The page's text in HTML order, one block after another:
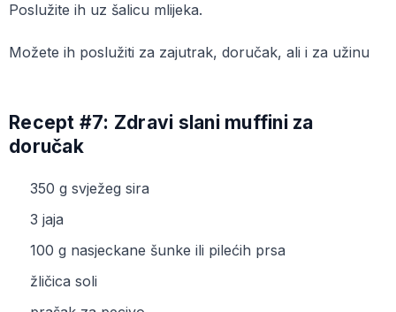
Poslužite ih uz šalicu mlijeka.
Možete ih poslužiti za zajutrak, doručak, ali i za užinu
Recept #7: Zdravi slani muffini za
doručak
350 g svježeg sira
3 jaja
100 g nasjeckane šunke ili pilećih prsa
žličica soli